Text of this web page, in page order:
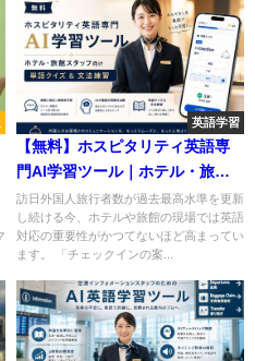
英語学習
【無料】ホスピタリティ英語専
門AI学習ツール｜ホテル・旅館
スタッフ向け単語クイズ&文法練
習
訪日外国人旅行者数が過去最高水準を更新
し続ける今、ホテルや旅館の現場では英語
対応の重要性がかつてないほど高まってい
ます。 「チェックインの案...